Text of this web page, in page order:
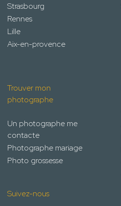
Strasbourg
Rennes
Lille
Aix-en-provence
Trouver mon
photographe
Un photographe me
contacte
Photographe mariage
Photo grossesse
Suivez-nous